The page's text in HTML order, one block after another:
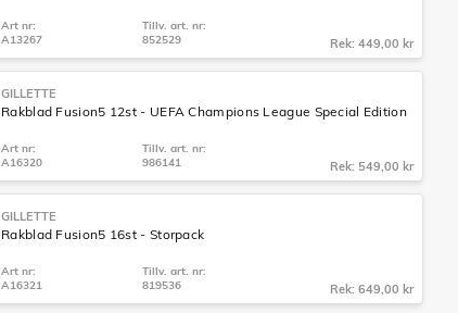
Art nr:
A13267
Tillv. art. nr:
852529
Rek: 449,00 kr
GILLETTE
Rakblad Fusion5 12st - UEFA Champions League Special Edition
Art nr:
A16320
Tillv. art. nr:
986141
Rek: 549,00 kr
GILLETTE
Rakblad Fusion5 16st - Storpack
Art nr:
A16321
Tillv. art. nr:
819536
Rek: 649,00 kr